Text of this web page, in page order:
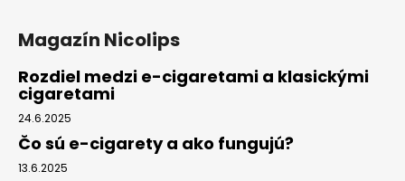
Magazín Nicolips
Rozdiel medzi e-cigaretami a klasickými
cigaretami
24.6.2025
Čo sú e-cigarety a ako fungujú?
13.6.2025